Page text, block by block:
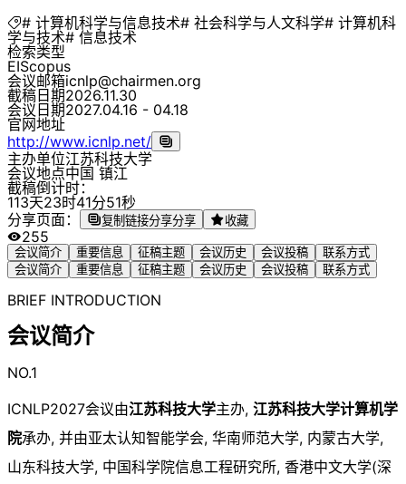
# 计算机科学与信息技术# 社会科学与人文科学# 计算机科
学与技术# 信息技术
检索类型
EIScopus
会议邮箱icnlp@chairmen.org
截稿日期2026.11.30
会议日期2027.04.16 - 04.18
官网地址
http://www.icnlp.net/
主办单位江苏科技大学
会议地点中国 镇江
截稿倒计时：
113天23时41分51秒
分享页面：
复制链接分享分享 收藏
255
会议简介 重要信息 征稿主题 会议历史 会议投稿
联系方式
会议简介
重要信息 征稿主题 会议历史 会议投稿 联系方式
BRIEF INTRODUCTION
会议简介
NO.1
ICNLP2027会议由江苏科技大学主办, 江苏科技大学计算机学
院承办, 并由亚太认知智能学会, 华南师范大学, 内蒙古大学,
山东科技大学, 中国科学院信息工程研究所, 香港中文大学(深